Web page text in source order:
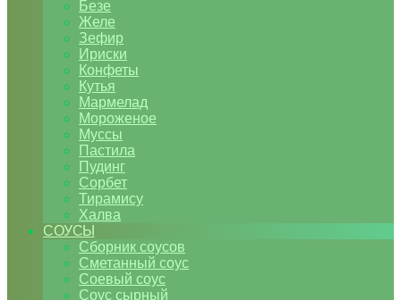
Безе
Желе
Зефир
Ириски
Конфеты
Кутья
Мармелад
Мороженое
Муссы
Пастила
Пудинг
Сорбет
Тирамису
Халва
СОУСЫ
Сборник соусов
Сметанный соус
Соевый соус
Соус сырный